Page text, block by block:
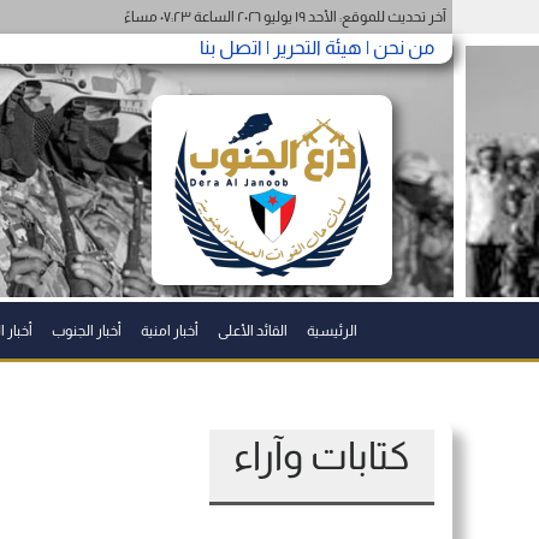
آخر تحديث للموقع: الأحد ١٩ يوليو ٢٠٢٦ الساعة ٠٧:٢٣ مساءً
من نحن | هيئة التحرير | اتصل بنا
الرئيسية القائد الأعلى أخبار امنية أخبار الجنوب
كتابات وآراء